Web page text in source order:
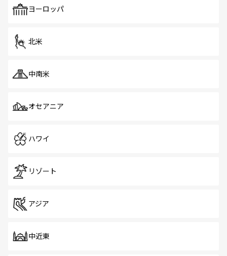
で、ホーカーズは地元の風情を楽しめる外せないスポット
ヨーロッパ
北米
中南米
オセアニア
ハワイ
リゾート
アジア
中近東